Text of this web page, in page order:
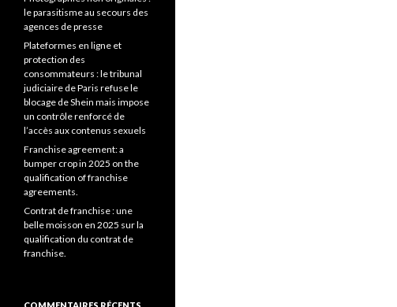
le parasitisme au secours des
agences de presse
Plateformes en ligne et
protection des
consommateurs : le tribunal
judiciaire de Paris refuse le
blocage de Shein mais impose
un contrôle renforcé de
l’accès aux contenus sexuels
Franchise agreement: a
bumper crop in 2025 on the
qualification of franchise
agreements.
Contrat de franchise : une
belle moisson en 2025 sur la
qualification du contrat de
franchise.